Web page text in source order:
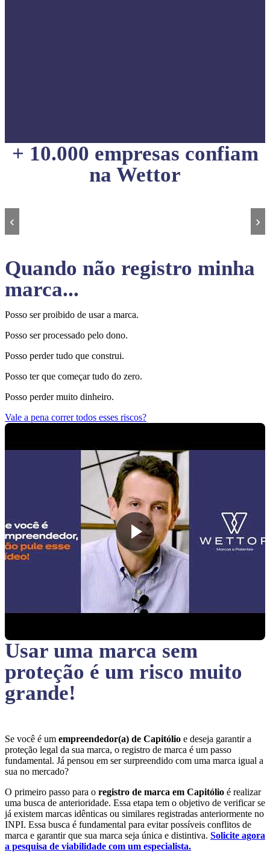
+ 10.000 empresas confiam
na Wettor
‹ ›
Quando não registro minha
marca...
Posso ser proibido de usar a marca.
Posso ser processado pelo dono.
Posso perder tudo que construi.
Posso ter que começar tudo do zero.
Posso perder muito dinheiro.
Vale a pena correr todos esses riscos?
Usar uma marca sem
proteção é um risco muito
grande!
Se você é um empreendedor(a) de Capitólio e deseja garantir a
proteção legal da sua marca, o registro de marca é um passo
fundamental. Já pensou em ser surpreendido com uma marca igual a
sua no mercado?
O primeiro passo para o registro de marca em Capitólio é realizar
uma busca de anterioridade. Essa etapa tem o objetivo de verificar se
já existem marcas idênticas ou similares registradas anteriormente no
INPI. Essa busca é fundamental para evitar possíveis conflitos de
marca e garantir que sua marca seja única e distintiva. Solicite agora
a pesquisa de viabilidade com um especialista.